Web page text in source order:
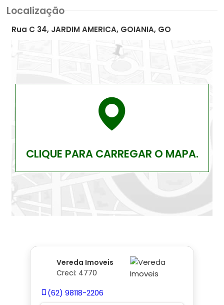
Localização
Rua C 34, JARDIM AMERICA, GOIANIA, GO
CLIQUE PARA CARREGAR O MAPA.
Vereda Imoveis
Creci: 4770
(62) 98118-2206